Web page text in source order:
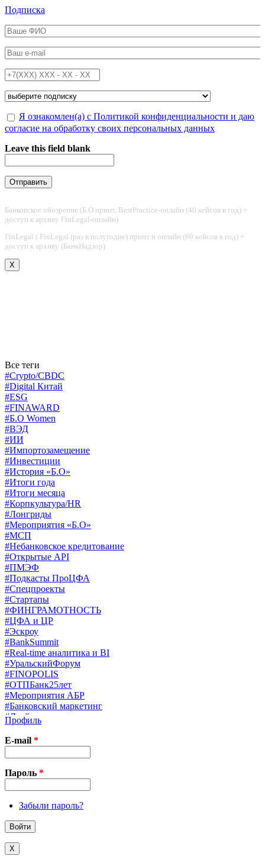
Перейти к основному содержанию
Подписка
ФИО*
Email*
Телефон*
Подписка на*
Обработка персональных данных*
Я ознакомлен(а) с Политикой конфиденциальности и даю
согласие на обработку своих персональных данных
Leave this field blank
Банковское обозрение (Б.О принт, BestPractice-онлайн (40 кейсов в год) +
доступ к архиву FinLegal-онлайн)
FinLegal ( FinLegal (раз в полугодие) принт и онлайн (60 кейсов в год) +
доступ к архиву (БанкНадзор)
X
Все теги
#Crypto/CBDC
#Digital Китай
#ESG
#FINAWARD
#Б.О Women
#ВЭД
#ИИ
#Импортозамещение
#Инвестиции
#История «Б.О»
#Итоги года
#Итоги месяца
#Корпкультура/HR
#Лонгриды
#Мероприятия «Б.О»
#МСП
#Небанковское кредитование
#Открытые API
#ПМЭФ
#Подкасты ПроЦФА
#Спецпроекты
#Стартапы
#ФИНГРАМОТНОСТЬ
#ЦФА и ЦР
#Эскроу
#BankSummit
#Real-time аналитика и BI
#УральскийФорум
#FINOPOLIS
#ОТПБанк25лет
#Мероприятия АБР
#Банковский маркетинг
#Драйверы страхования
#Финконгресс ЦБ
#PB&WM
#UX/CX
#Экосистемы
X
Профиль
E-mail *
Пароль *
Забыли пароль?
X